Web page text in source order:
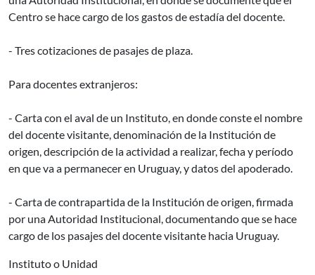
Centro se hace cargo de los gastos de estadía del docente.
- Tres cotizaciones de pasajes de plaza.
Para docentes extranjeros:
- Carta con el aval de un Instituto, en donde conste el nombre
del docente visitante, denominación de la Institución de
origen, descripción de la actividad a realizar, fecha y período
en que va a permanecer en Uruguay, y datos del apoderado.
- Carta de contrapartida de la Institución de origen, firmada
por una Autoridad Institucional, documentando que se hace
cargo de los pasajes del docente visitante hacia Uruguay.
Instituto o Unidad